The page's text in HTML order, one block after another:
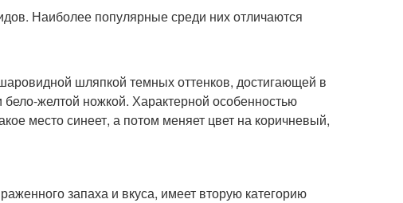
Наиболее популярные среди них отличаются
шляпкой темных оттенков, достигающей в
желтой ножкой. Характерной особенностью
место синеет, а потом меняет цвет на коричневый,
запаха и вкуса, имеет вторую категорию